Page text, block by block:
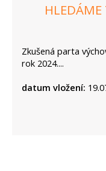
Zkušená parta
rok 2024....
datum vložení: